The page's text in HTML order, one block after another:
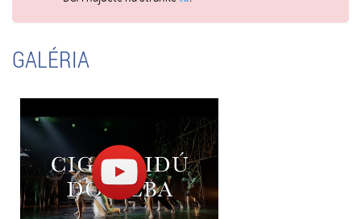
To, čo nám vzniká pod rukami, nás napĺňa hrdosťou.
Gruskovou, slovenskou, dnes už svetoznámou výtvarníčkou,
s ktorou sme vytvorili viacero nádherných diel. Verím, že nový
divadelný priestor
STARS auditoriumdodá tomuto predstaveniu ešte
väčší lesk.“
Ernest Šarközi (hudba):
„Cigáni idú do neba je titul, ktorý je so mnou spätý od útleho detstva.
GALÉRIA